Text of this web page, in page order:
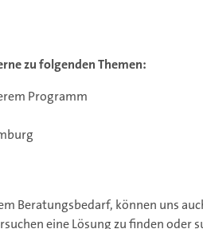
zu folgenden Themen:
Programm
Beratungsbedarf, können uns
eine Lösung zu finden oder